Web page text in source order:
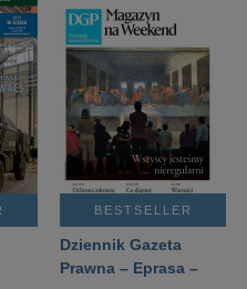
BESTSELLER
Dziennik Gazeta
Prawna – Eprasa –